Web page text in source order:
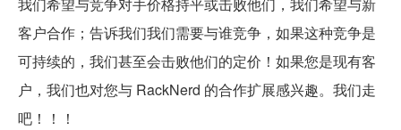
客户合作；告诉我们我们需要与谁竞争，如果这种竞争是
可持续的，我们甚至会击败他们的定价！如果您是现有客
户，我们也对您与 RackNerd 的合作扩展感兴趣。我们走
吧！！！